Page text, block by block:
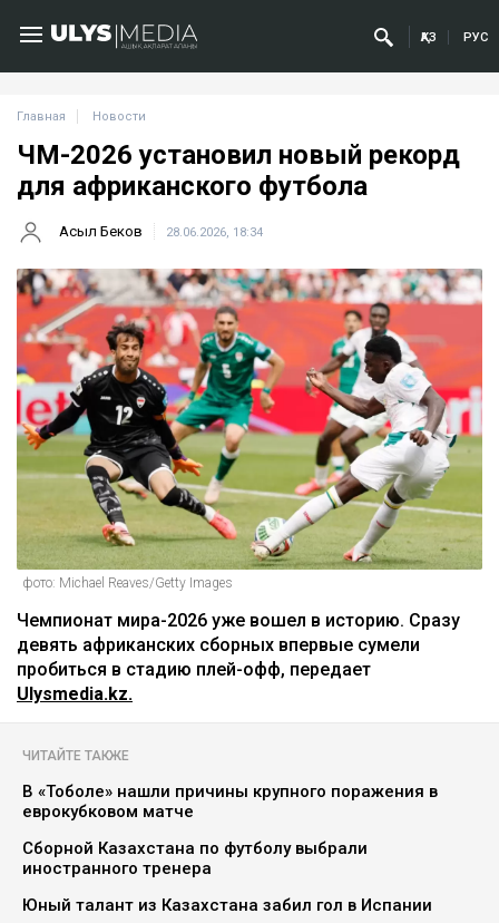
ҚАЗ РУС
Главная Новости
ЧМ-2026 установил новый рекорд
для африканского футбола
Асыл Беков 28.06.2026, 18:34
фото: Michael Reaves/Getty Images
Чемпионат мира-2026 уже вошел в историю. Сразу
девять африканских сборных впервые сумели
пробиться в стадию плей-офф, передает
Ulysmedia.kz.
ЧИТАЙТЕ ТАКЖЕ
В «Тоболе» нашли причины крупного поражения в
еврокубковом матче
Сборной Казахстана по футболу выбрали
иностранного тренера
Юный талант из Казахстана забил гол в Испании